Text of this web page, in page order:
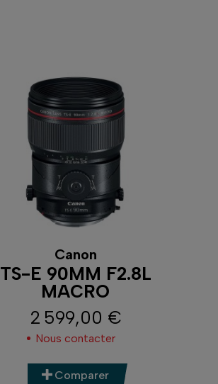
Canon
TS-E 90MM F2.8L
MACRO
Prix
2 599,00 €
Nous contacter
Comparer